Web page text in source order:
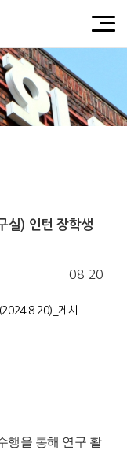
실) 인턴 장학생
08-20
게시
행을 통해 연구 활